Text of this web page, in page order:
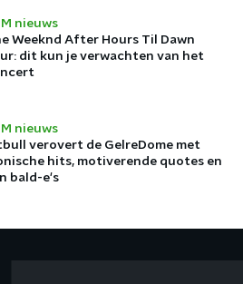
nieuws
Weeknd After Hours Til Dawn
dit kun je verwachten van het
nieuws
verovert de GelreDome met
hits, motiverende quotes en
bald-e's